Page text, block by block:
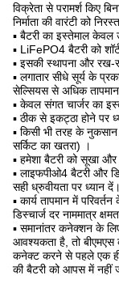
विक्रेता से परामर्श किए
निर्माता की वारंटी को
▪ बैटरी का इस्तेमाल केवल
▪ LiFePO4 बैटरी को
▪ इसकी स्थापना और रख-
▪ लगातार सीधे सूर्य के
सेल्सियस से अधिक
▪ केवल संगत चार्जर का
▪ ठीक से इकट्ठा होने पर
▪ किसी भी तरह के
सर्किट का खतरा) ।
▪ हमेशा बैटरी को सूखा
▪ लाइफपीओ4 बैटरी और
सही ध्रुवीयता पर ध्यान दें।
▪ कार्य तापमान में
डिस्चार्ज दर नाममात्र
▪ समानांतर कनेक्शन के
आवश्यकता है, तो बीएमएस
कनेक्ट करने से पहले एक ही
की बैटरी को आपस में नहीं